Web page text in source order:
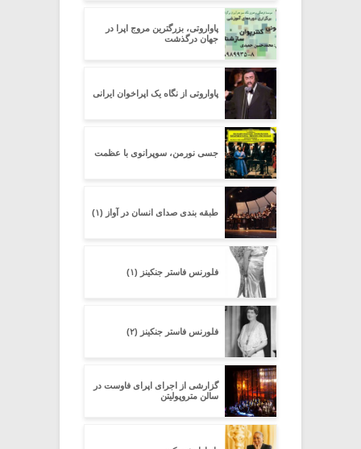
پاواروتی، بزرگترین مروج اپرا در
جهان درگذشت
پاواروتی از نگاه یک اپراخوان ایرانی
جسی نورمن، سوپرانوی با عظمت
طبقه بندی صدای انسان در آواز (۱)
فلورنس فاستر جنکینز (۱)
فلورنس فاستر جنکینز (۲)
گزارشى از اجراى اپراى فاوست در
سالن متروپولیتن